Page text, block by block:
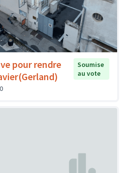
pour rendre
Soumise
au vote
0